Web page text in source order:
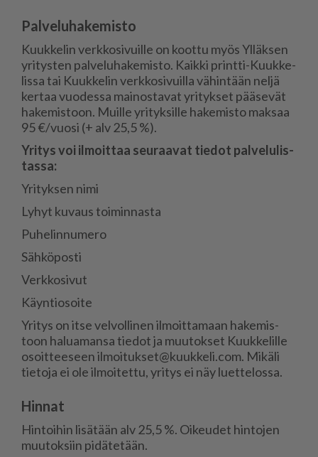
Palveluhakemisto
Kuuk­ke­lin verk­ko­si­vuil­le on koot­tu myös Yl­läk­sen
yri­tys­ten pal­ve­lu­ha­ke­mis­to. Kaik­ki print­ti-Kuuk­ke­
lis­sa tai Kuuk­ke­lin verk­ko­si­vuil­la vä­hin­tään nel­jä
ker­taa vuo­des­sa mai­nos­ta­vat yri­tyk­set pää­se­vät
ha­ke­mis­toon. Muil­le yri­tyk­sil­le ha­ke­mis­to mak­saa
95 €/vuo­si (+ alv 25,5 %).
Yri­tys voi il­moit­taa seu­raa­vat tie­dot pal­ve­lu­lis­
tas­sa:
Yri­tyk­sen nimi
Ly­hyt ku­vaus toi­min­nas­ta
Pu­he­lin­nu­me­ro
Säh­kö­pos­ti
Verk­ko­si­vut
Käyn­ti­o­soi­te
Yri­tys on it­se vel­vol­li­nen il­moit­ta­maan ha­ke­mis­
toon ha­lu­a­man­sa tie­dot ja muu­tok­set Kuuk­ke­lil­le
osoit­tee­seen il­moi­tuk­set@kuuk­ke­li.com. Mi­kä­li
tie­to­ja ei ole il­moi­tet­tu, yri­tys ei näy lu­et­te­los­sa.
Hinnat
Hin­toi­hin li­sä­tään alv 25,5 %. Oi­keu­det hin­to­jen
muu­tok­siin pi­dä­te­tään.